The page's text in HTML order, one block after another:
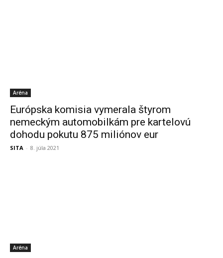
Aréna
Európska komisia vymerala štyrom
nemeckým automobilkám pre kartelovú
dohodu pokutu 875 miliónov eur
SITA - 8. júla 2021
Aréna